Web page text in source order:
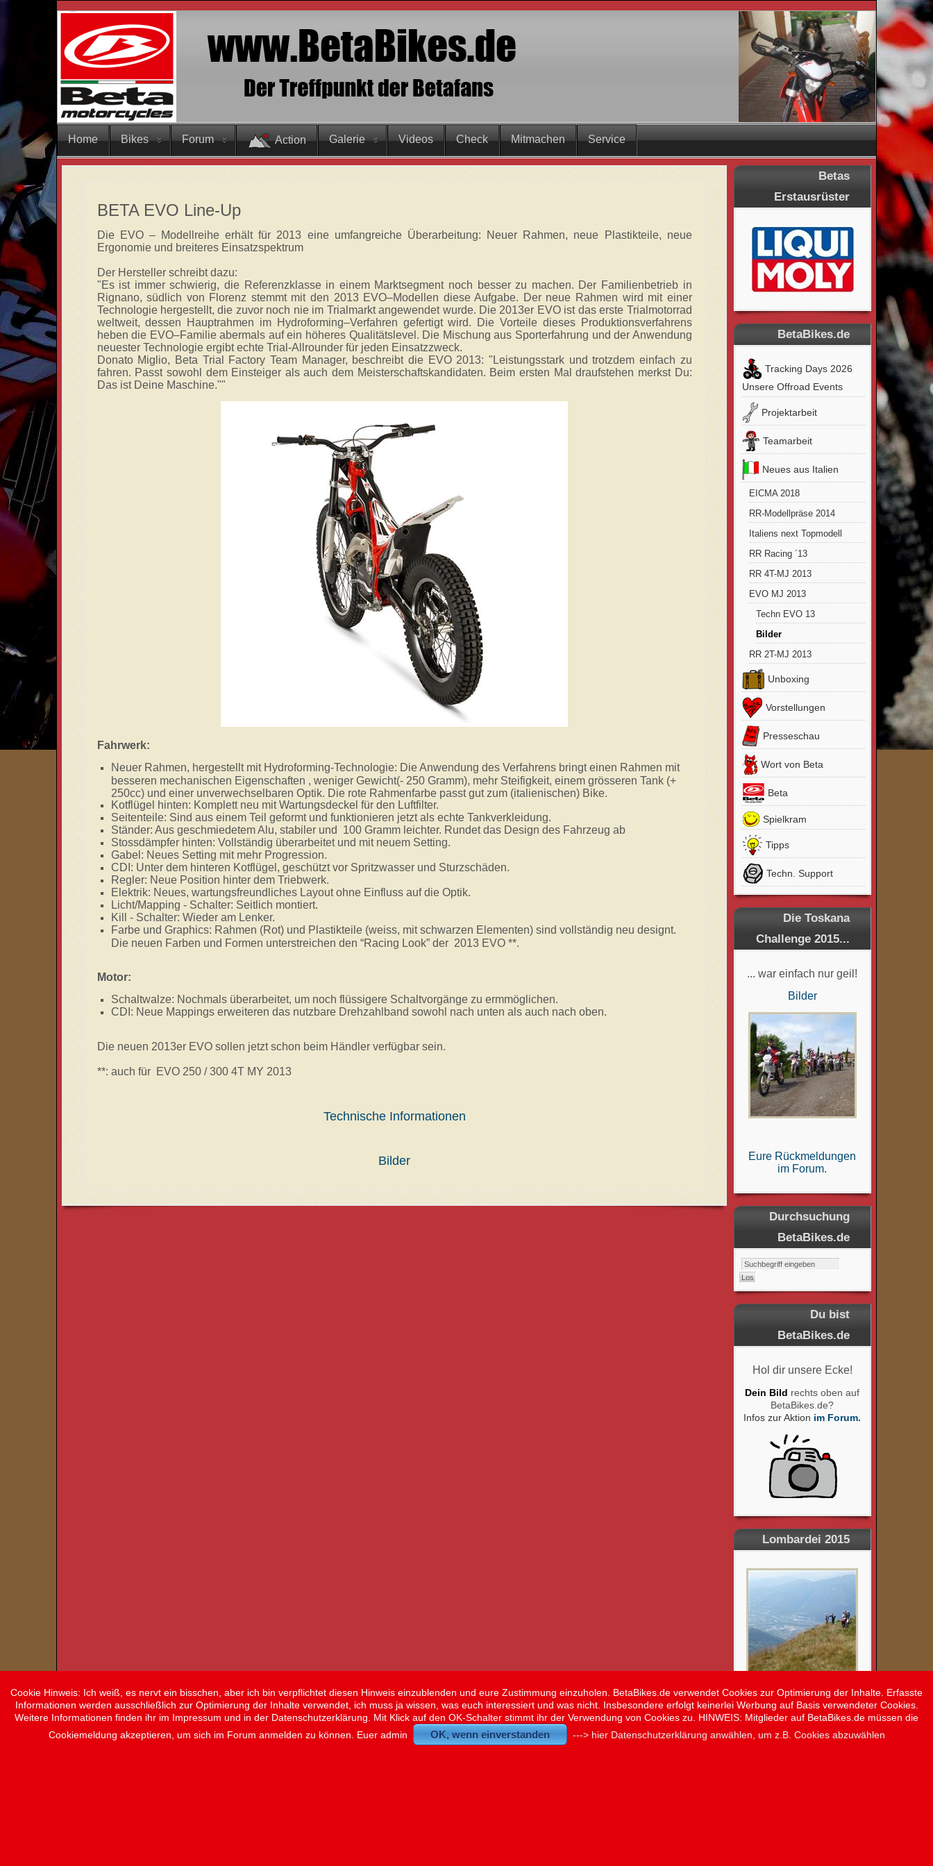
Home Bikes Forum Action Galerie Videos Check Mitmachen Service
BETA EVO Line-Up
Die EVO – Modellreihe erhält für 2013 eine umfangreiche Überarbeitung: Neuer Rahmen, neue Plastikteile, neue
Ergonomie und breiteres Einsatzspektrum
Der Hersteller schreibt dazu:
"Es ist immer schwierig, die Referenzklasse in einem Marktsegment noch besser zu machen. Der Familienbetrieb in
Rignano, südlich von Florenz stemmt mit den 2013 EVO–Modellen diese Aufgabe. Der neue Rahmen wird mit einer
Technologie hergestellt, die zuvor noch nie im Trialmarkt angewendet wurde. Die 2013er EVO ist das erste Trialmotorrad
weltweit, dessen Hauptrahmen im Hydroforming–Verfahren gefertigt wird. Die Vorteile dieses Produktionsverfahrens
heben die EVO–Familie abermals auf ein höheres Qualitätslevel. Die Mischung aus Sporterfahrung und der Anwendung
neuester Technologie ergibt echte Trial-Allrounder für jeden Einsatzzweck.
Donato Miglio, Beta Trial Factory Team Manager, beschreibt die EVO 2013: "Leistungsstark und trotzdem einfach zu
fahren. Passt sowohl dem Einsteiger als auch dem Meisterschaftskandidaten. Beim ersten Mal draufstehen merkst Du:
Das ist Deine Maschine.""
Fahrwerk:
Neuer Rahmen, hergestellt mit Hydroforming-Technologie: Die Anwendung des Verfahrens bringt einen Rahmen mit
besseren mechanischen Eigenschaften , weniger Gewicht(- 250 Gramm), mehr Steifigkeit, einem grösseren Tank (+
250cc) und einer unverwechselbaren Optik. Die rote Rahmenfarbe passt gut zum (italienischen) Bike.
Kotflügel hinten: Komplett neu mit Wartungsdeckel für den Luftfilter.
Seitenteile: Sind aus einem Teil geformt und funktionieren jetzt als echte Tankverkleidung.
Ständer: Aus geschmiedetem Alu, stabiler und 100 Gramm leichter. Rundet das Design des Fahrzeug ab
Stossdämpfer hinten: Vollständig überarbeitet und mit neuem Setting.
Gabel: Neues Setting mit mehr Progression.
CDI: Unter dem hinteren Kotflügel, geschützt vor Spritzwasser und Sturzschäden.
Regler: Neue Position hinter dem Triebwerk.
Elektrik: Neues, wartungsfreundliches Layout ohne Einfluss auf die Optik.
Licht/Mapping - Schalter: Seitlich montiert.
Kill - Schalter: Wieder am Lenker.
Farbe und Graphics: Rahmen (Rot) und Plastikteile (weiss, mit schwarzen Elementen) sind vollständig neu designt.
Die neuen Farben und Formen unterstreichen den “Racing Look” der 2013 EVO **.
Motor:
Schaltwalze: Nochmals überarbeitet, um noch flüssigere Schaltvorgänge zu ermmöglichen.
CDI: Neue Mappings erweiteren das nutzbare Drehzahlband sowohl nach unten als auch nach oben.
Die neuen 2013er EVO sollen jetzt schon beim Händler verfügbar sein.
**: auch für EVO 250 / 300 4T MY 2013
Technische Informationen
Bilder
Betas
Erstausrüster
BetaBikes.de
Tracking Days 2026
Unsere Offroad Events
Projektarbeit
Teamarbeit
Neues aus Italien
EICMA 2018
RR-Modellpräse 2014
Italiens next Topmodell
RR Racing ´13
RR 4T-MJ 2013
EVO MJ 2013
Techn EVO 13
Bilder
RR 2T-MJ 2013
Unboxing
Vorstellungen
Presseschau
Wort von Beta
Beta
Spielkram
Tipps
Techn. Support
Die Toskana
Challenge 2015...
... war einfach nur geil!
Bilder
Eure Rückmeldungen
im Forum.
Durchsuchung
BetaBikes.de
Du bist
BetaBikes.de
Hol dir unsere Ecke!
Dein Bild rechts oben auf
BetaBikes.de?
Infos zur Aktion im Forum.
Lombardei 2015
Ausblicke, Fahrspaß,
Teamgeist
Cookie Hinweis: Ich weiß, es nervt ein bisschen, aber ich bin verpflichtet diesen Hinweis einzublenden und eure Zustimmung einzuholen. BetaBikes.de verwendet Cookies zur Optimierung der Inhalte. Erfasste
Informationen werden ausschließlich zur Optimierung der Inhalte verwendet, ich muss ja wissen, was euch interessiert und was nicht. Insbesondere erfolgt keinerlei Werbung auf Basis verwendeter Cookies.
Weitere Informationen finden ihr im Impressum und in der Datenschutzerklärung. Mit Klick auf den OK-Schalter stimmt ihr der Verwendung von Cookies zu. HINWEIS: Mitglieder auf BetaBikes.de müssen die
Cookiemeldung akzeptieren, um sich im Forum anmelden zu können. Euer admin
OK, wenn einverstanden ---> hier Datenschutzerklärung anwählen, um z.B. Cookies abzuwählen